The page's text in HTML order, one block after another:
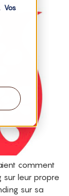
Vos
comment
leur propre
sur sa